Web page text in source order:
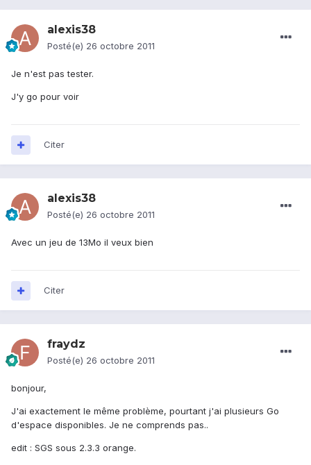
alexis38
Posté(e) 26 octobre 2011
Je n'est pas tester.
J'y go pour voir
Citer
alexis38
Posté(e) 26 octobre 2011
Avec un jeu de 13Mo il veux bien
Citer
fraydz
Posté(e) 26 octobre 2011
bonjour,
J'ai exactement le même problème, pourtant j'ai plusieurs Go
d'espace disponibles. Je ne comprends pas..
edit : SGS sous 2.3.3 orange.